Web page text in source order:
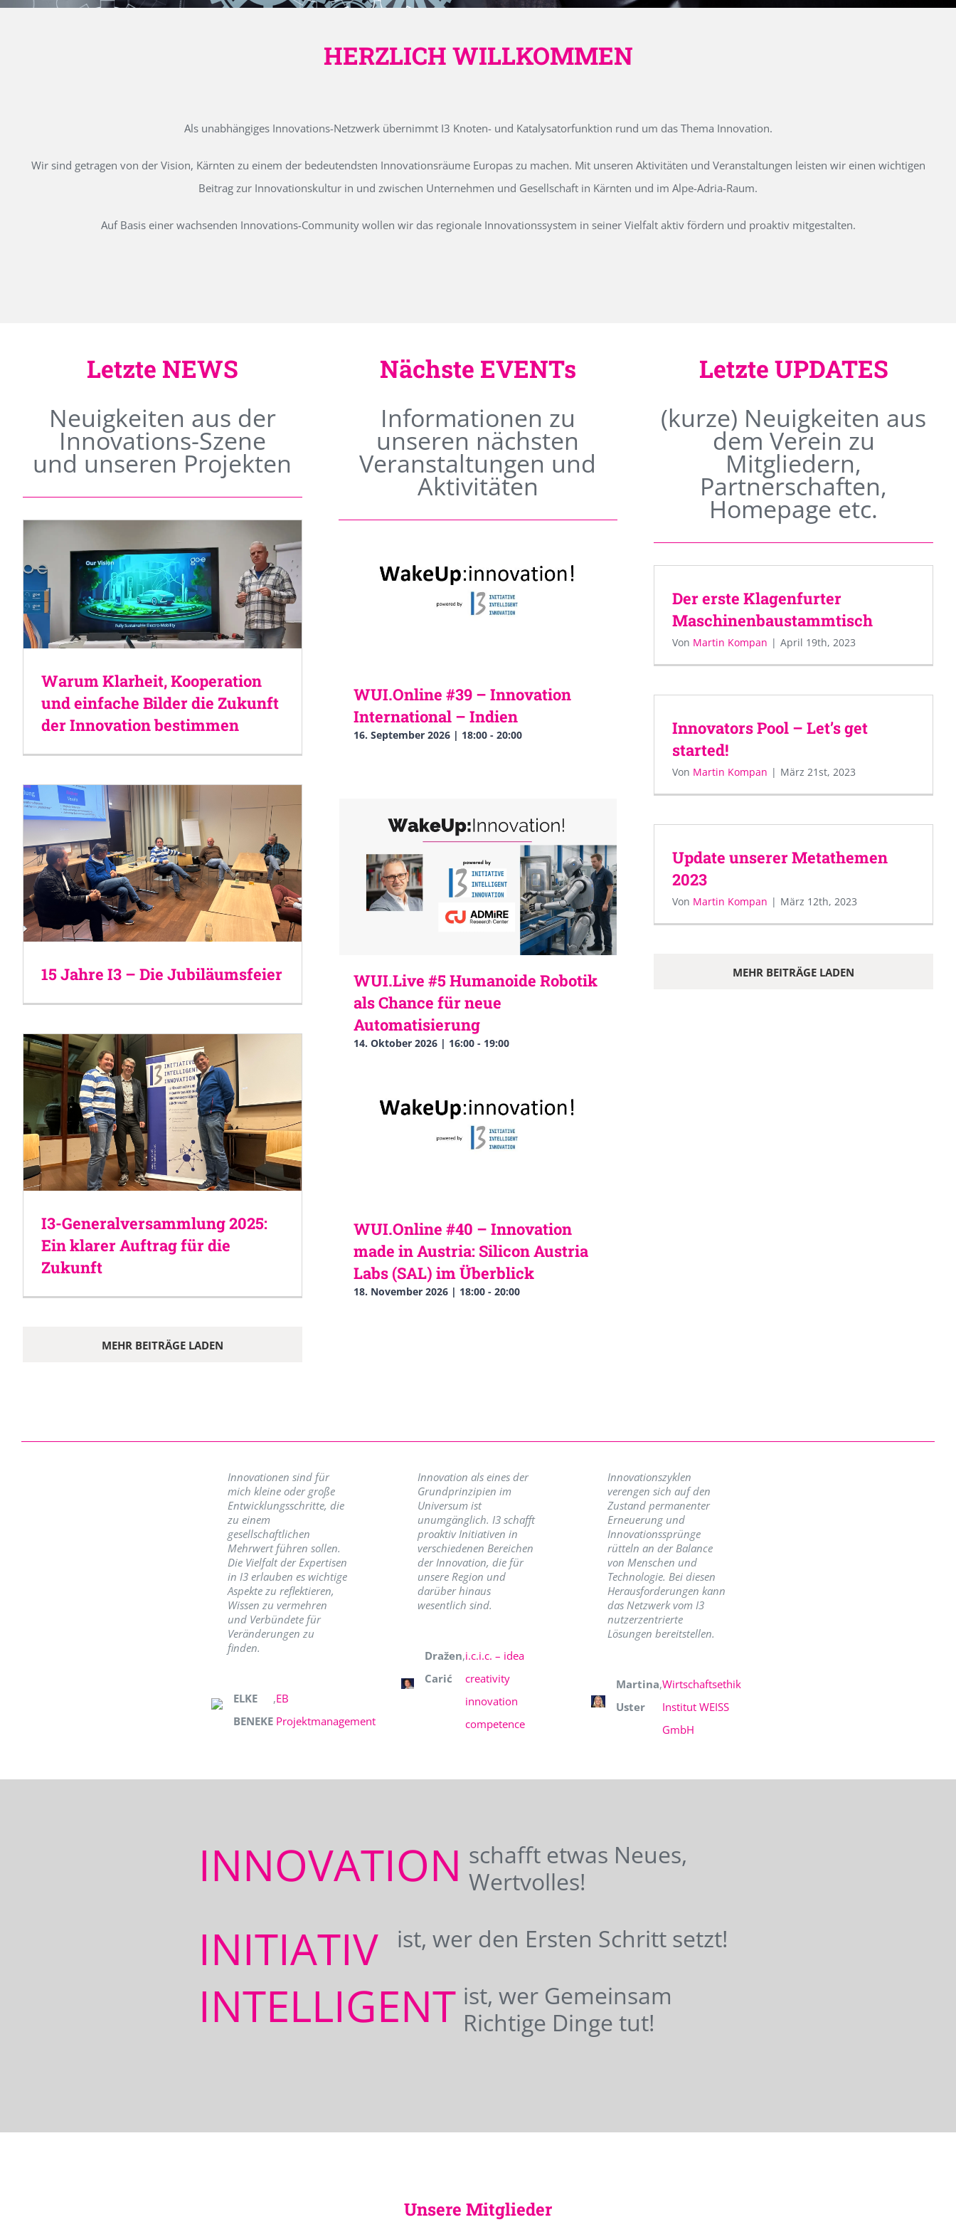
HERZLICH WILLKOMMEN
Als unabhängiges Innovations-Netzwerk übernimmt I3 Knoten- und Katalysatorfunktion rund um das Thema Innovation.
Wir sind getragen von der Vision, Kärnten zu einem der bedeutendsten Innovationsräume Europas zu machen. Mit unseren Aktivitäten und Veranstaltungen leisten wir einen wichtigen
Beitrag zur Innovationskultur in und zwischen Unternehmen und Gesellschaft in Kärnten und im Alpe-Adria-Raum.
Auf Basis einer wachsenden Innovations-Community wollen wir das regionale Innovationssystem in seiner Vielfalt aktiv fördern und proaktiv mitgestalten.
Letzte NEWS
Neuigkeiten aus der
Innovations-Szene
und unseren Projekten
Warum Klarheit, Kooperation
und einfache Bilder die Zukunft
der Innovation bestimmen
15 Jahre I3 – Die Jubiläumsfeier
I3-Generalversammlung 2025:
Ein klarer Auftrag für die
Zukunft
MEHR BEITRÄGE LADEN
Nächste EVENTs
Informationen zu
unseren nächsten
Veranstaltungen und
Aktivitäten
WUI.Online #39 – Innovation
International – Indien
16. September 2026 | 18:00- 20:00
WUI.Live #5 Humanoide Robotik
als Chance für neue
Automatisierung
14. Oktober 2026 | 16:00- 19:00
WUI.Online #40 – Innovation
made in Austria: Silicon Austria
Labs (SAL) im Überblick
18. November 2026 | 18:00- 20:00
Letzte UPDATES
(kurze) Neuigkeiten aus
dem Verein zu
Mitgliedern,
Partnerschaften,
Homepage etc.
Der erste Klagenfurter
Maschinenbaustammtisch
Von Martin Kompan | April 19th, 2023
Innovators Pool – Let’s get
started!
Von Martin Kompan | März 21st, 2023
Update unserer Metathemen
2023
Von Martin Kompan | März 12th, 2023
MEHR BEITRÄGE LADEN
Innovationen sind für
mich kleine oder große
Entwicklungsschritte, die
zu einem
gesellschaftlichen
Mehrwert führen sollen.
Die Vielfalt der Expertisen
in I3 erlauben es wichtige
Aspekte zu reflektieren,
Wissen zu vermehren
und Verbündete für
Veränderungen zu
finden.
ELKE
BENEKE
,EB
Projektmanagement
Innovation als eines der
Grundprinzipien im
Universum ist
unumgänglich. I3 schafft
proaktiv Initiativen in
verschiedenen Bereichen
der Innovation, die für
unsere Region und
darüber hinaus
wesentlich sind.
Dražen
Carić
,i.c.i.c. – idea
creativity
innovation
competence
Innovationszyklen
verengen sich auf den
Zustand permanenter
Erneuerung und
Innovationssprünge
rütteln an der Balance
von Menschen und
Technologie. Bei diesen
Herausforderungen kann
das Netzwerk vom I3
nutzerzentrierte
Lösungen bereitstellen.
Martina
Uster
,Wirtschaftsethik
Institut WEISS
GmbH
INNOVATION schafft etwas Neues,
Wertvolles!
INITIATIV ist, wer den Ersten Schritt setzt!
INTELLIGENT ist, wer Gemeinsam
Richtige Dinge tut!
Unsere Mitglieder